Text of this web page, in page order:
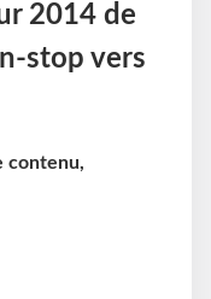
2014 de
stop vers
contenu,